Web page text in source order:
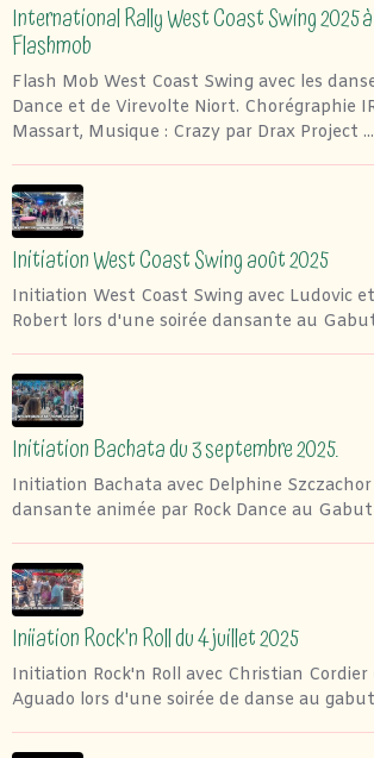
International Rally West Coast Swing 2025
Flashmob
Flash Mob West Coast Swing avec les
Dance et de Virevolte Niort. Chorégraphie
Massart, Musique : Crazy par Drax Project ...
Initiation West Coast Swing août 2025
Initiation West Coast Swing avec Ludovic
Robert lors d'une soirée dansante au
Initiation Bachata du 3 septembre 2025.
Initiation Bachata avec Delphine
dansante animée par Rock Dance au Gabut
Iniiation Rock'n Roll du 4 juillet 2025
Initiation Rock'n Roll avec Christian
Aguado lors d'une soirée de danse au gabut